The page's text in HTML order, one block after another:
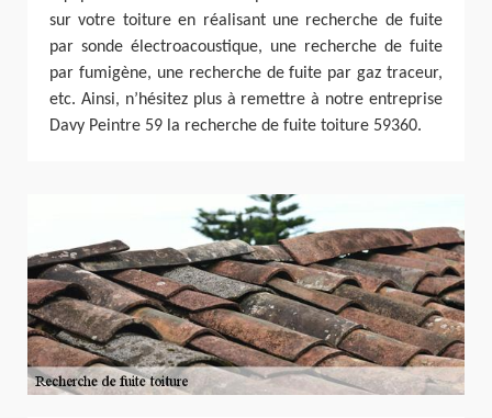
sur votre toiture en réalisant une recherche de fuite
par sonde électroacoustique, une recherche de fuite
par fumigène, une recherche de fuite par gaz traceur,
etc. Ainsi, n’hésitez plus à remettre à notre entreprise
Davy Peintre 59 la recherche de fuite toiture 59360.